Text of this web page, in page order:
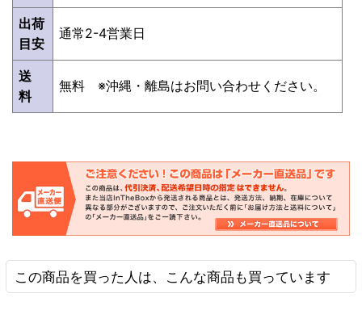
出荷
目安
通常2-4営業日
送
料
無料 ※沖縄・離島はお問い合わせください。
この商品を買った人は、こんな商品も買っています